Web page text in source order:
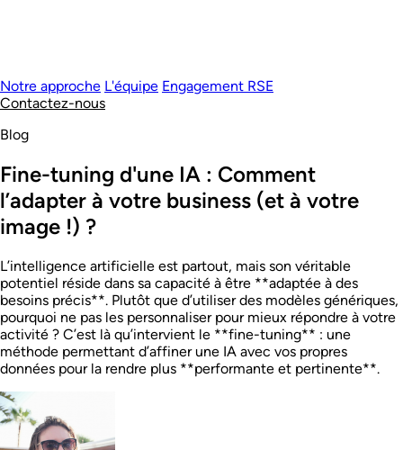
Notre approche L'équipe Engagement RSE
Contactez-nous
Blog
Fine-tuning d'une IA : Comment
l’adapter à votre business (et à votre
image !) ?
L’intelligence artificielle est partout, mais son véritable
potentiel réside dans sa capacité à être **adaptée à des
besoins précis**. Plutôt que d’utiliser des modèles génériques,
pourquoi ne pas les personnaliser pour mieux répondre à votre
activité ? C’est là qu’intervient le **fine-tuning** : une
méthode permettant d’affiner une IA avec vos propres
données pour la rendre plus **performante et pertinente**.